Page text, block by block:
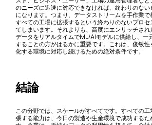
のニーズに迅速に対応できなければ、終わりのない
になります。つまり、データストリームを手作業で
すべての工場に拡張するという終わりのないプロ
てしまいます。それよりも、高度にエンリッチされ
データをリアルタイムでML/AIモデルに供給し、一
することの方がはるかに重要です。これは、俊敏
化する環境に対応し続けるための絶対条件です。
結論
この分野では、スケールがすべてです。すべての
張する能力は、今日の製造や生産環境で成功する